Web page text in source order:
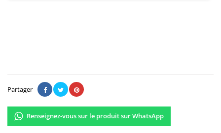
Partager
Renseignez-vous sur le produit sur WhatsApp